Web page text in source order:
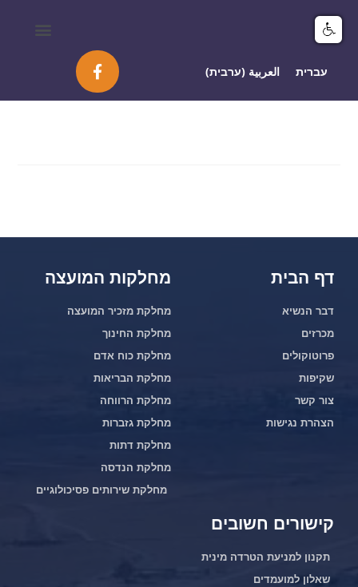
עברית العربية (ערבית)
דף הבית
דבר הנשיא
מכרזים
פרוטוקולים
שקיפות
צור קשר
הצהרת נגישות
מחלקות המועצה
מחלקת מזכיר המועצה
מחלקת החינוך
מחלקת כוח אדם
מחלקת הבריאות
מחלקת הרווחה
מחלקת גזברות
מחלקת דתות
מחלקת הנדסה
מחלקת שירותים פסיכולוגיים
קישורים חשובים
תקנון למניעת הטרדה מינית
שאלון למועמדים